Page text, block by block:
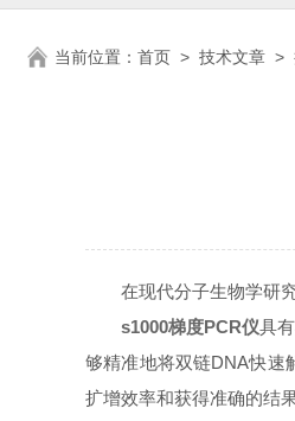
当前位置： 首页 > 技术文章 >
在现代分子生物学研究
s1000梯度PCR仪具
够精准地将双链DNA快速
扩增效率和获得准确的结